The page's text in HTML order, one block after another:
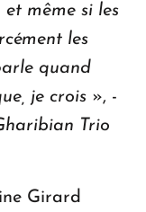
même si les
les
quand
je crois », -
Trio
Girard